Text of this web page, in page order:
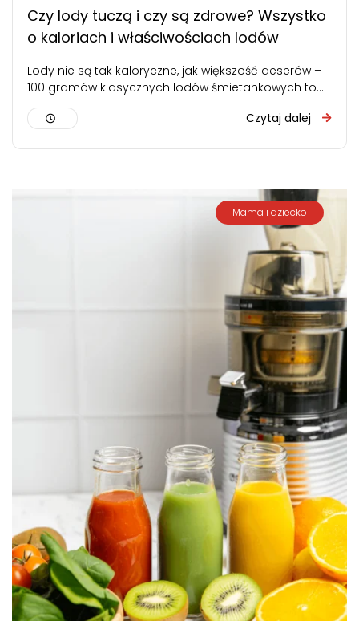
Czy lody tuczą i czy są zdrowe? Wszystko
o kaloriach i właściwościach lodów
Lody nie są tak kaloryczne, jak większość deserów –
100 gramów klasycznych lodów śmietankowych to
około 160-200 kcal. Nie tuczą…
Czytaj dalej
Mama i dziecko